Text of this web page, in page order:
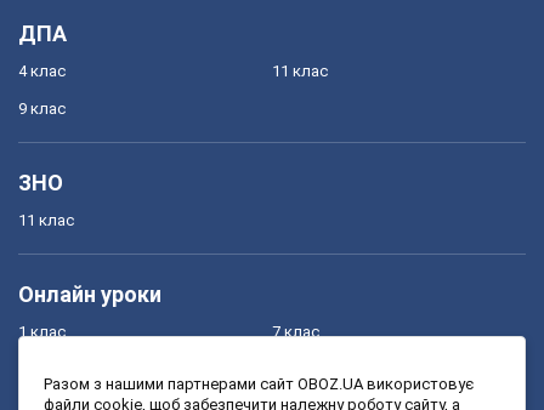
ДПА
4 клас
9 клас
11 клас
ЗНО
11 клас
Онлайн уроки
1 клас 7 клас
Разом з нашими партнерами сайт OBOZ.UA використовує
файли cookie, щоб забезпечити належну роботу сайту, а